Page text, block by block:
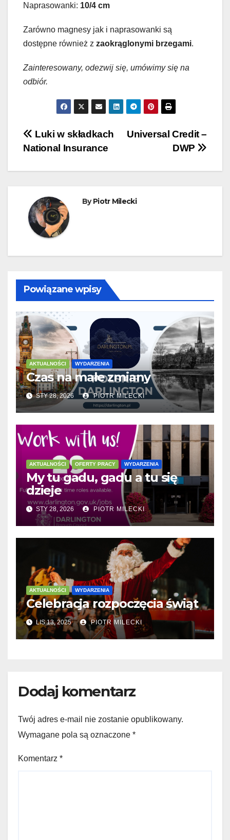
Naprasowanki: 10/4 cm
Zarówno magnesy jak i naprasowanki są
dostępne również z zaokrąglonymi brzegami.
Zainteresowany, odezwij się, umówimy się na
odbiór.
Nawigacja
Universal Credit –
DWP
Luki w składkach
National Insurance
ByPiotr Milecki
Powiązane wpisy
AKTUALNOŚCI WYDARZENIA
Czas na małe zmiany
STY 28, 2026 PIOTR MILECKI
AKTUALNOŚCI OFERTY PRACY WYDARZENIA
My tu gadu, gadu a tu się
dzieje
STY 28, 2026 PIOTR MILECKI
AKTUALNOŚCI WYDARZENIA
Celebracja rozpoczęcia świąt
LIS 13, 2025 PIOTR MILECKI
Dodaj komentarz
Twój adres e-mail nie zostanie opublikowany.
Wymagane pola są oznaczone *
Komentarz *